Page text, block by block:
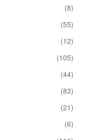
(8)
(55)
(12)
(105)
(44)
(83)
(21)
(6)